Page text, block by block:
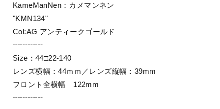
KameManNen：カメマンネン
"KMN134"
Col:AG アンティークゴールド
┄┄┄┄
Size：44□22-140
レンズ横幅：44ｍｍ／レンズ縦幅：39mm
フロント全横幅 122mm
┄┄┄┄